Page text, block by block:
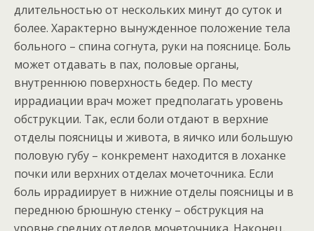
длительностью от нескольких минут до суток и
более. Характерно вынужденное положение тела
больного – спина согнута, руки на пояснице. Боль
может отдавать в пах, половые органы,
внутреннюю поверхность бедер. По месту
иррадиации врач может предполагать уровень
обструкции. Так, если боли отдают в верхние
отделы поясницы и живота, в яичко или большую
половую губу – конкремент находится в лоханке
почки или верхних отделах мочеточника. Если
боль иррадиирует в нижние отделы поясницы и в
переднюю брюшную стенку – обструкция на